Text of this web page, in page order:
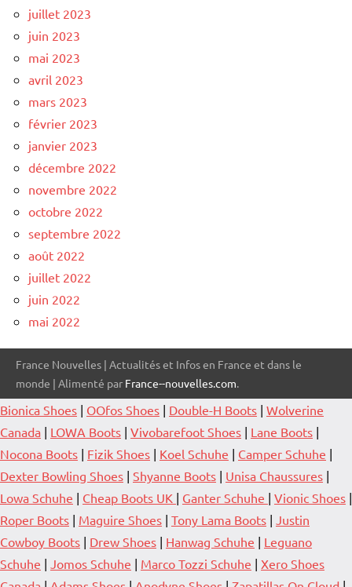
juillet 2023
juin 2023
mai 2023
avril 2023
mars 2023
février 2023
janvier 2023
décembre 2022
novembre 2022
octobre 2022
septembre 2022
août 2022
juillet 2022
juin 2022
mai 2022
France Nouvelles | Actualités et Infos en France et dans le
monde | Alimenté par France--nouvelles.com.
Bionica Shoes | OOfos Shoes | Double-H Boots | Wolverine
Canada | LOWA Boots | Vivobarefoot Shoes | Lane Boots |
Nocona Boots | Fizik Shoes | Koel Schuhe | Camper Schuhe |
Dexter Bowling Shoes | Shyanne Boots | Unisa Chaussures |
Lowa Schuhe | Cheap Boots UK | Ganter Schuhe | Vionic Shoes |
Roper Boots | Maguire Shoes | Tony Lama Boots | Justin
Cowboy Boots | Drew Shoes | Hanwag Schuhe | Leguano
Schuhe | Jomos Schuhe | Marco Tozzi Schuhe | Xero Shoes